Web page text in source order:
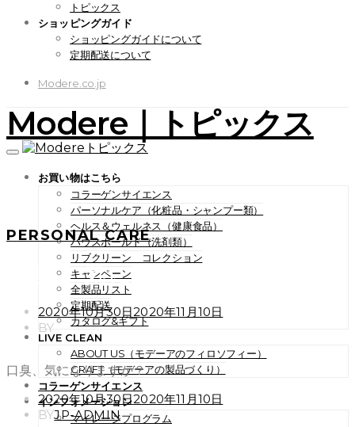
トピックス
ショッピングガイド
ショッピングガイドについて
定期配送について
Modere.co.jp
Modere｜トピックス
お買い物はこちら
コラーゲンサイエンス
パーソナルケア（化粧品・シャンプー類）
ヘルス＆ウェルネス（健康食品）
ハウスホールド（洗剤類）
リブクリーン コレクション
キャンペーン
全製品リスト
定期配送
カタログ&ギフト
LIVE CLEAN
ABOUT US（モデーアのフィロソフィー）
CRAFT（モデーアの製品づくり）
コラーゲンサイエンス
インフォメーション
マイレージプログラム
PERSONAL CARE
口臭、気になりますか？
POSTED
ON
2020年10月30日2020年11月10日
BY
口臭、気になりますか？
POSTED
ON
2020年10月30日2020年11月10日
BYJP-ADMIN